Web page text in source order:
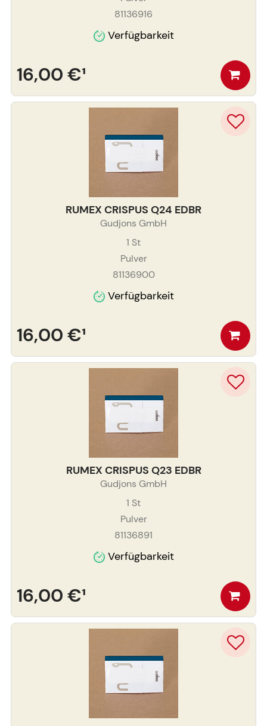
81136916
Verfügbarkeit
16,00 €¹
RUMEX CRISPUS Q24 EDBR
Gudjons GmbH
1 St
Pulver
81136900
Verfügbarkeit
16,00 €¹
RUMEX CRISPUS Q23 EDBR
Gudjons GmbH
1 St
Pulver
81136891
Verfügbarkeit
16,00 €¹